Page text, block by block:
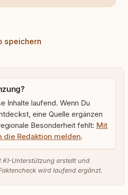
speichern
Inhalte laufend. Wenn Du
eine Quelle ergänzen
Besonderheit fehlt: Mit
die Redaktion melden.
KI-Unterstützung erstellt und
wird laufend ergänzt.